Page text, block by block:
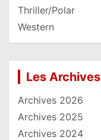
Thriller/Polar
Western
Les Archives
Archives 2026
Archives 2025
Archives 2024